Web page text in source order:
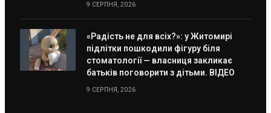
9 СЕРПНЯ, 2026
«Радість не для всіх?»: у Житомирі
підлітки пошкодили фігуру біля
стоматології — власниця закликає
батьків поговорити з дітьми. ВІДЕО
9 СЕРПНЯ, 2026